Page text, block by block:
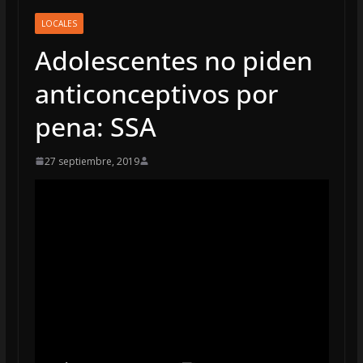
LOCALES
Adolescentes no piden
anticonceptivos por
pena: SSA
27 septiembre, 2019